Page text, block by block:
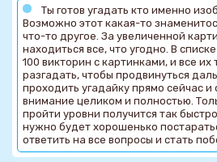
Ты готов угадать кто именно
Возможно этот какая-то
что-то другое. За увеличенной
находиться все, что угодно. В
100 викторин с картинками, и все
разгадать, чтобы продвинуться
проходить угадайку прямо сейчас и
внимание целиком и полностью.
пройти уровни получится так
нужно будет хорошенько
ответить на все вопросы и стать